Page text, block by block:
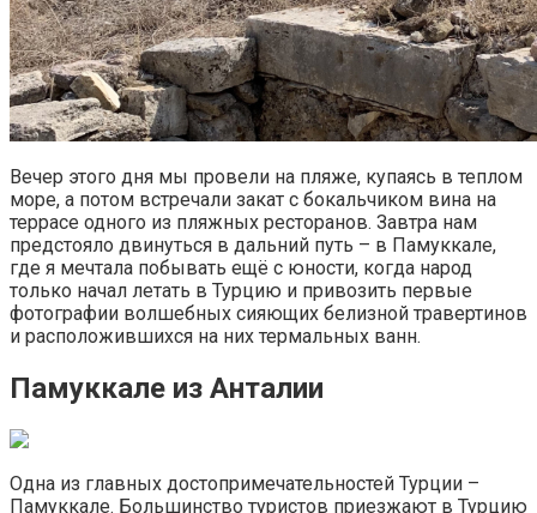
Вечер этого дня мы провели на пляже, купаясь в теплом
море, а потом встречали закат с бокальчиком вина на
террасе одного из пляжных ресторанов. Завтра нам
предстояло двинуться в дальний путь – в Памуккале,
где я мечтала побывать ещё с юности, когда народ
только начал летать в Турцию и привозить первые
фотографии волшебных сияющих белизной травертинов
и расположившихся на них термальных ванн.
Памуккале из Анталии
Одна из главных достопримечательностей Турции –
Памуккале. Большинство туристов приезжают в Турцию